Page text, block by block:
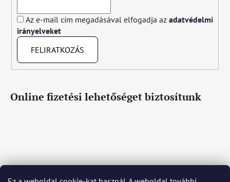
Az e-mail cím megadásával elfogadja az adatvédelmi
irányelveket
FELIRATKOZÁS
Online fizetési lehetőséget biztosítunk